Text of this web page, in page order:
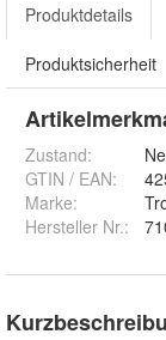
Produktdetails
Produktsicherheit
Zustand:
GTIN / EAN:
Marke:
Hersteller Nr.: